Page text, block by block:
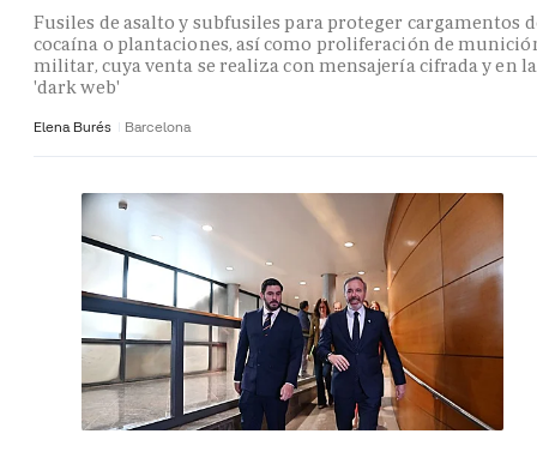
Fusiles de asalto y subfusiles para proteger cargamentos
cocaína o plantaciones, así como proliferación de
militar, cuya venta se realiza con mensajería cifrada y en la
'dark web'
Elena Burés Barcelona